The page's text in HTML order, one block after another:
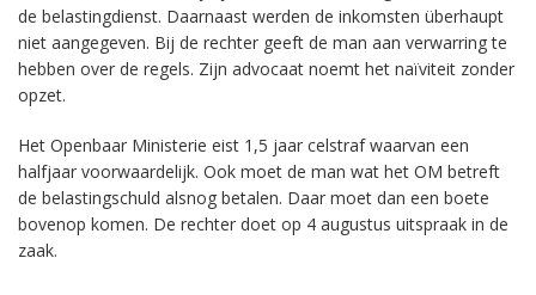
de belastingdienst. Daarnaast werden de inkomsten überhaupt
niet aangegeven. Bij de rechter geeft de man aan verwarring te
hebben over de regels. Zijn advocaat noemt het naïviteit zonder
opzet.
Het Openbaar Ministerie eist 1,5 jaar celstraf waarvan een
halfjaar voorwaardelijk. Ook moet de man wat het OM betreft
de belastingschuld alsnog betalen. Daar moet dan een boete
bovenop komen. De rechter doet op 4 augustus uitspraak in de
zaak.